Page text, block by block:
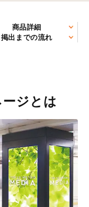
商品詳細
掲出までの流れ
ジとは